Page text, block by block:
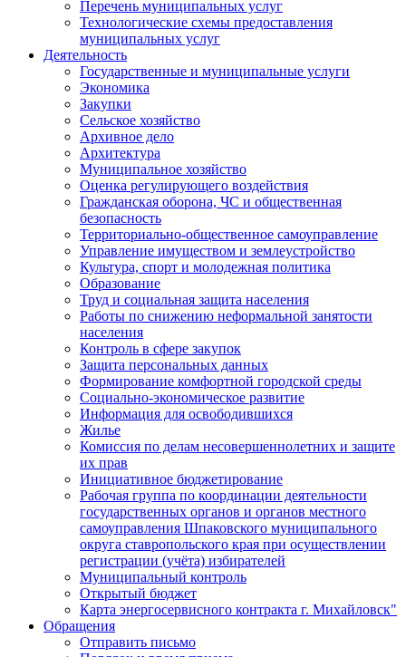
Перечень муниципальных услуг
Технологические схемы предоставления
муниципальных услуг
Деятельность
Государственные и муниципальные услуги
Экономика
Закупки
Сельское хозяйство
Архивное дело
Архитектура
Муниципальное хозяйство
Оценка регулирующего воздействия
Гражданская оборона, ЧС и общественная
безопасность
Территориально-общественное самоуправление
Управление имуществом и землеустройство
Культура, спорт и молодежная политика
Образование
Труд и социальная защита населения
Работы по снижению неформальной занятости
населения
Контроль в сфере закупок
Защита персональных данных
Формирование комфортной городской среды
Социально-экономическое развитие
Информация для освободившихся
Жилье
Комиссия по делам несовершеннолетних и защите
их прав
Инициативное бюджетирование
Рабочая группа по координации деятельности
государственных органов и органов местного
самоуправления Шпаковского муниципального
округа ставропольского края при осуществлении
регистрации (учёта) избирателей
Муниципальный контроль
Открытый бюджет
Карта энергосервисного контракта г. Михайловск"
Обращения
Отправить письмо